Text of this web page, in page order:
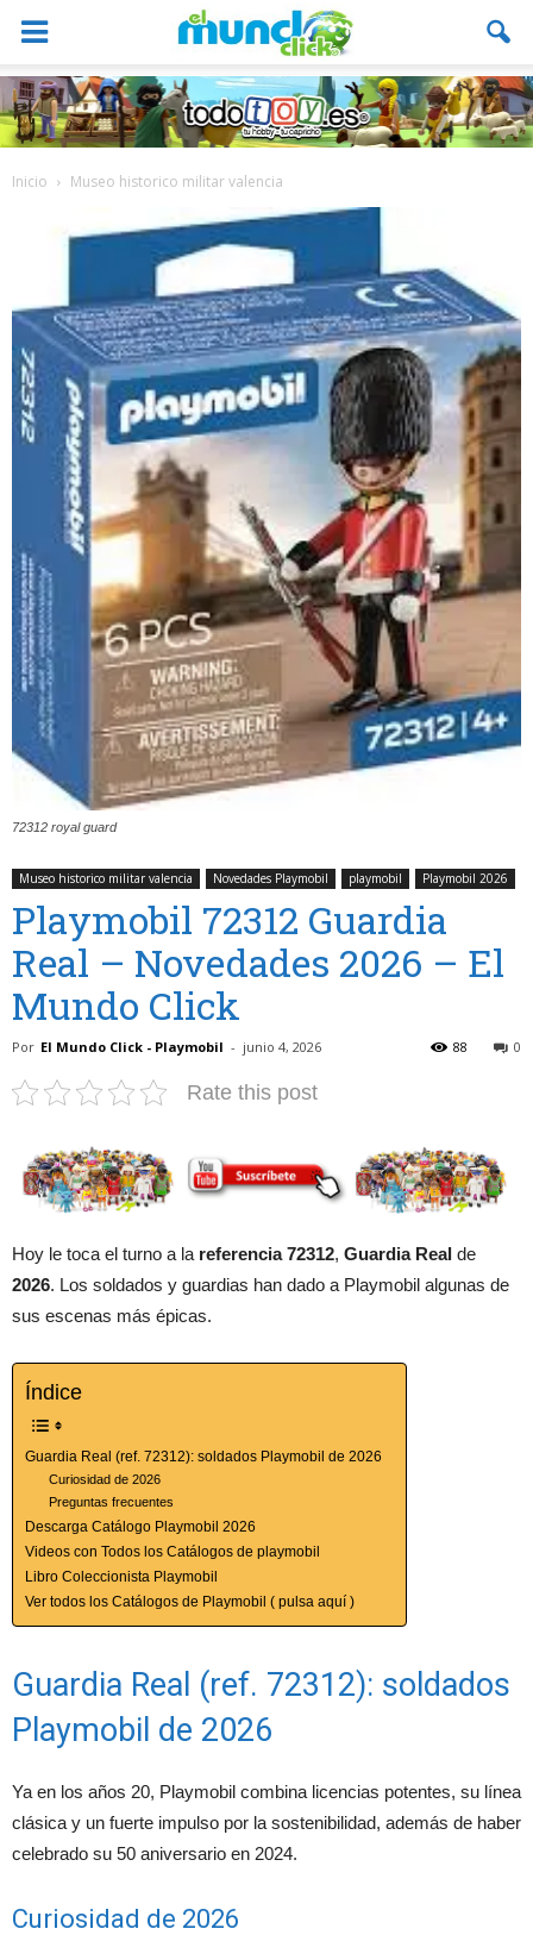
Inicio Museo historico militar valencia
72312 royal guard
Museo historico militar valencia Novedades Playmobil playmobil Playmobil 2026
Playmobil 72312 Guardia
Real – Novedades 2026 – El
Mundo Click
Por El Mundo Click - Playmobil - junio 4, 2026 0
88
Rate this post
Hoy le toca el turno a la referencia 72312, Guardia Real de
2026. Los soldados y guardias han dado a Playmobil algunas de
sus escenas más épicas.
Índice
Guardia Real (ref. 72312): soldados Playmobil de 2026
Curiosidad de 2026
Preguntas frecuentes
Descarga Catálogo Playmobil 2026
Videos con Todos los Catálogos de playmobil
Libro Coleccionista Playmobil
Ver todos los Catálogos de Playmobil ( pulsa aquí )
Guardia Real (ref. 72312): soldados
Playmobil de 2026
Ya en los años 20, Playmobil combina licencias potentes, su línea
clásica y un fuerte impulso por la sostenibilidad, además de haber
celebrado su 50 aniversario en 2024.
Curiosidad de 2026